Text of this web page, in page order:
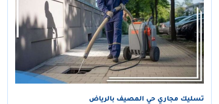
تسليك مجاري حي المصيف بالرياض